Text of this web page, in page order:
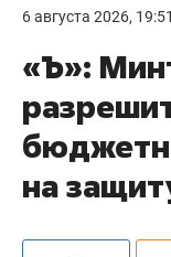
6 августа 2026, 19:51
«Ъ»:
на